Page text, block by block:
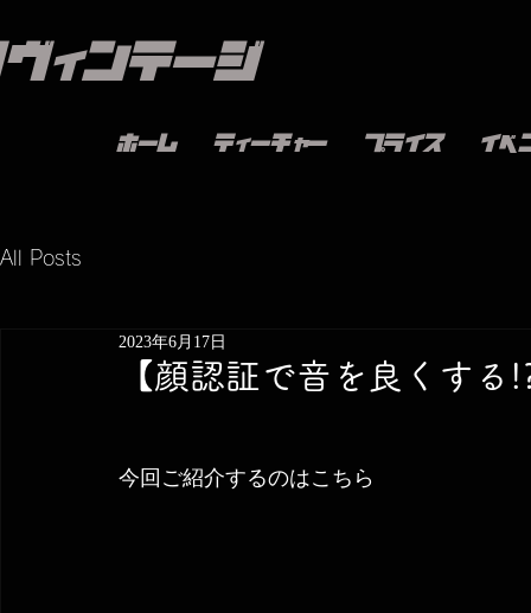
ィンテージ
ホーム ティーチャー プライス イベ
All Posts
【顔認証で音を良くす
2023年6月17日
今回ご紹介するのはこちら